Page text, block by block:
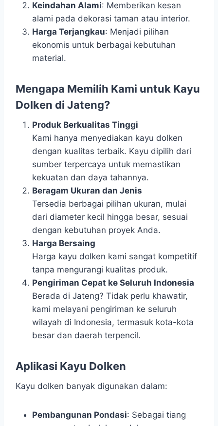
Keindahan Alami: Memberikan kesan
alami pada dekorasi taman atau interior.
Harga Terjangkau: Menjadi pilihan
ekonomis untuk berbagai kebutuhan
material.
Mengapa Memilih Kami untuk Kayu
Dolken di Jateng?
Produk Berkualitas Tinggi
Kami hanya menyediakan kayu dolken
dengan kualitas terbaik. Kayu dipilih dari
sumber terpercaya untuk memastikan
kekuatan dan daya tahannya.
Beragam Ukuran dan Jenis
Tersedia berbagai pilihan ukuran, mulai
dari diameter kecil hingga besar, sesuai
dengan kebutuhan proyek Anda.
Harga Bersaing
Harga kayu dolken kami sangat kompetitif
tanpa mengurangi kualitas produk.
Pengiriman Cepat ke Seluruh Indonesia
Berada di Jateng? Tidak perlu khawatir,
kami melayani pengiriman ke seluruh
wilayah di Indonesia, termasuk kota-kota
besar dan daerah terpencil.
Aplikasi Kayu Dolken
Kayu dolken banyak digunakan dalam:
Pembangunan Pondasi: Sebagai tiang